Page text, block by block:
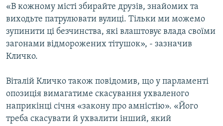
«В кожному місті збирайте друзів, знайомих та
виходьте патрулювати вулиці. Тільки ми можемо
зупинити ці безчинства, які влаштовує влада своїми
загонами відморожених тітушок», - зазначив
Кличко.
Віталій Кличко також повідомив, що у парламенті
опозиція вимагатиме скасування ухваленого
наприкінці січня «закону про амністію». «Його
треба скасувати й ухвалити інший, який